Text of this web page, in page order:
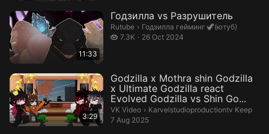
11:33
Годзилла vs Разрушитель
Rutube › Годзилла гейминг 🦖(ютуб).
Годзилла гейминг 🦖(ютуб)
7.3K
7.3 thousand views
26 Oct 2024
3:29
Godzilla x Mothra shin Godzilla
x Ultimate Godzilla react
Evolved Godzilla vs Shin Go...
VK Video › Karvelstudioproductiontv Keep.
Karvelstudioproductiontv Keep
7 Aug 2025